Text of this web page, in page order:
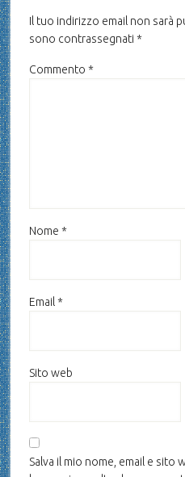
Il tuo indirizzo email non sarà
sono contrassegnati *
Commento *
Nome *
Email *
Sito web
Salva il mio nome, email e